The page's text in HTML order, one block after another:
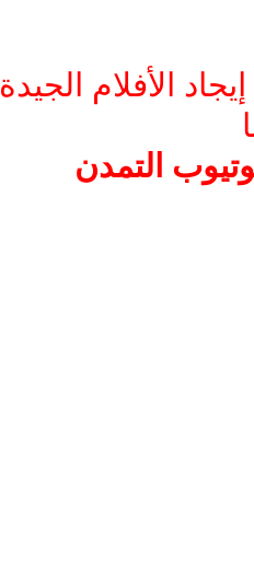
الأفلام الجيدة
التمدن